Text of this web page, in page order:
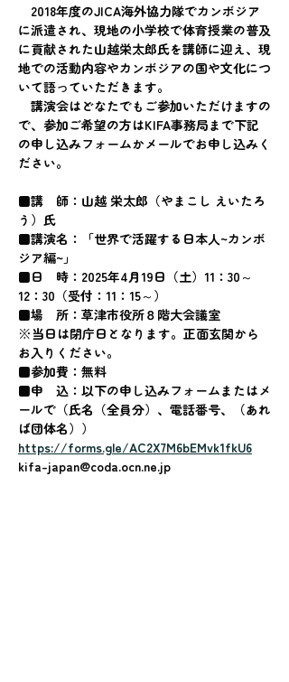
2018年度のJICA海外協力隊でカンボジア
に派遣され、現地の小学校で体育授業の普及
に貢献された山越栄太郎氏を講師に迎え、現
地での活動内容やカンボジアの国や文化につ
いて語っていただきます。
講演会はどなたでもご参加いただけますの
で、参加ご希望の方はKIFA事務局まで下記
の申し込みフォームかメールでお申し込みく
ださい。
■講　師：山越 栄太郎（やまこし えいたろ
う）氏
■講演名：「世界で活躍する日本人~カンボ
ジア編~」
■日　時：2025年4月19日（土）11：30～
12：30（受付：11：15～）
■場　所：草津市役所８階大会議室
※当日は閉庁日となります。正面玄関から
お入りください。
■参加費：無料
■申　込：以下の申し込みフォームまたはメ
ールで（氏名（全員分）、電話番号、（あれ
ば団体名））
https://forms.gle/AC2X7M6bEMvk1fkU6
kifa-japan@coda.ocn.ne.jp